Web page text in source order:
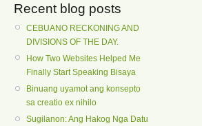
Recent blog posts
CEBUANO RECKONING AND
DIVISIONS OF THE DAY.
How Two Websites Helped Me
Finally Start Speaking Bisaya
Binuang uyamot ang konsepto
sa creatio ex nihilo
Sugilanon: Ang Hakog Nga Datu